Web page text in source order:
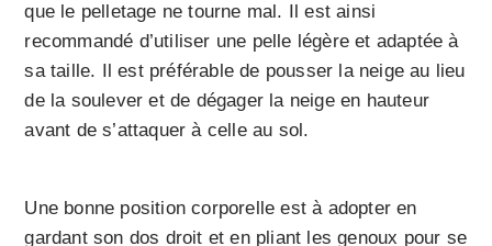
que le pelletage ne tourne mal. Il est ainsi
recommandé d’utiliser une pelle légère et adaptée à
sa taille. Il est préférable de pousser la neige au lieu
de la soulever et de dégager la neige en hauteur
avant de s’attaquer à celle au sol.
Une bonne position corporelle est à adopter en
gardant son dos droit et en pliant les genoux pour se